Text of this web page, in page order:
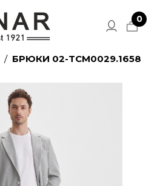
0
БРЮКИ 02-TCM0029.1658